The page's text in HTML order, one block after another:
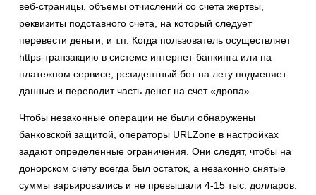
веб-страницы, объемы отчислений со счета жертвы,
реквизиты подставного счета, на который следует
перевести деньги, и т.п. Когда пользователь осуществляет
https-транзакцию в системе интернет-банкинга или на
платежном сервисе, резидентный бот на лету подменяет
данные и переводит часть денег на счет «дропа».
Чтобы незаконные операции не были обнаружены
банковской защитой, операторы URLZone в настройках
задают определенные ограничения. Они следят, чтобы на
донорском счету всегда был остаток, а незаконно снятые
суммы варьировались и не превышали 4-15 тыс. долларов.